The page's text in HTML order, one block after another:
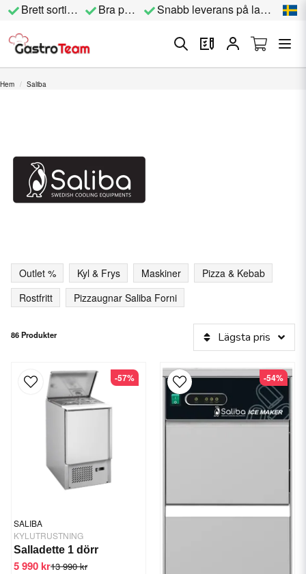
Brett sortiment Bra priser Snabb leverans på lagervara
Hem Saliba
Outlet % Kyl & Frys Maskiner
Pizza & Kebab
Rostfritt
Pizzaugnar Saliba Forni
86 Produkter Lägsta pris
SALIBA
KYLUTRUSTNING
Salladette 1 dörr
13 990 kr
5 990 kr
-57% -54%